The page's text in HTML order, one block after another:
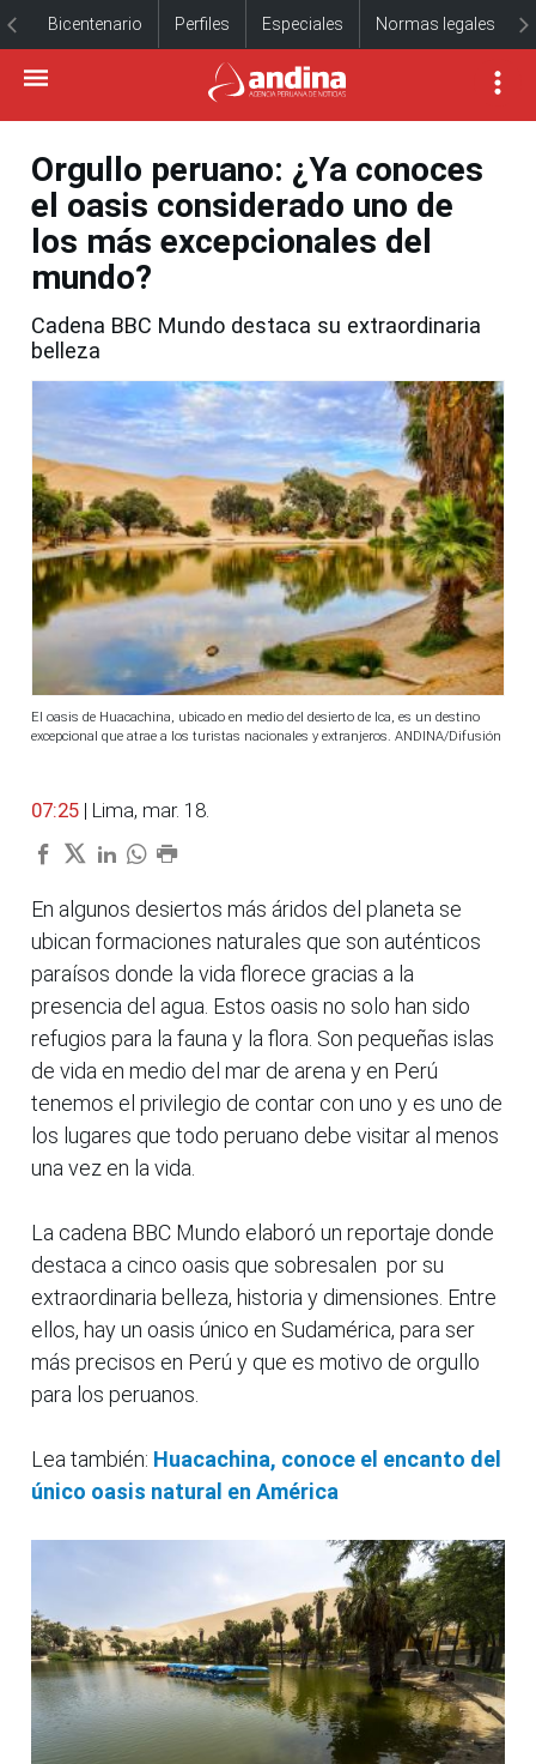
Bicentenario Perfiles Especiales Normas legales
Orgullo peruano: ¿Ya conoces
el oasis considerado uno de
los más excepcionales del
mundo?
Cadena BBC Mundo destaca su extraordinaria
belleza
El oasis de Huacachina, ubicado en medio del desierto de Ica, es un destino
excepcional que atrae a los turistas nacionales y extranjeros. ANDINA/Difusión
07:25 | Lima, mar. 18.
En algunos desiertos más áridos del planeta se
ubican formaciones naturales que son auténticos
paraísos donde la vida florece gracias a la
presencia del agua. Estos oasis no solo han sido
refugios para la fauna y la flora. Son pequeñas islas
de vida en medio del mar de arena y en Perú
tenemos el privilegio de contar con uno y es uno de
los lugares que todo peruano debe visitar al menos
una vez en la vida.
La cadena BBC Mundo elaboró un reportaje donde
destaca a cinco oasis que sobresalen por su
extraordinaria belleza, historia y dimensiones. Entre
ellos, hay un oasis único en Sudamérica, para ser
más precisos en Perú y que es motivo de orgullo
para los peruanos.
Lea también: Huacachina, conoce el encanto del
único oasis natural en América